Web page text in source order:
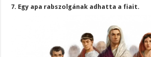
7. Egy apa rabszolgának adhatta a fiait.